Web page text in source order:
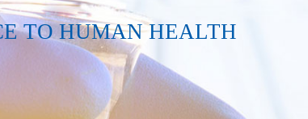
TO HUMAN HEALTH